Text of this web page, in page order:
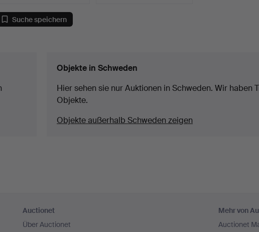
Suche speichern
Objekte in Schweden
Hier sehen sie nur Auktionen in Schweden. Wir haben
Objekte.
Objekte außerhalb Schweden zeigen
Auctionet
Über Auctionet
Mehr von
Auctionet